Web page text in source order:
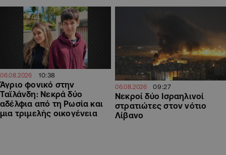
06.08.2026 10:38
Άγριο φονικό στην
Ταϊλάνδη: Νεκρά δύο
αδέλφια από τη Ρωσία και
μια τριμελής οικογένεια
06.08.2026 09:27
Νεκροί δύο Ισραηλινοί
στρατιώτες στον νότιο
Λίβανο